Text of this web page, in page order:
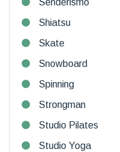
Senderismo
Shiatsu
Skate
Snowboard
Spinning
Strongman
Studio Pilates
Studio Yoga